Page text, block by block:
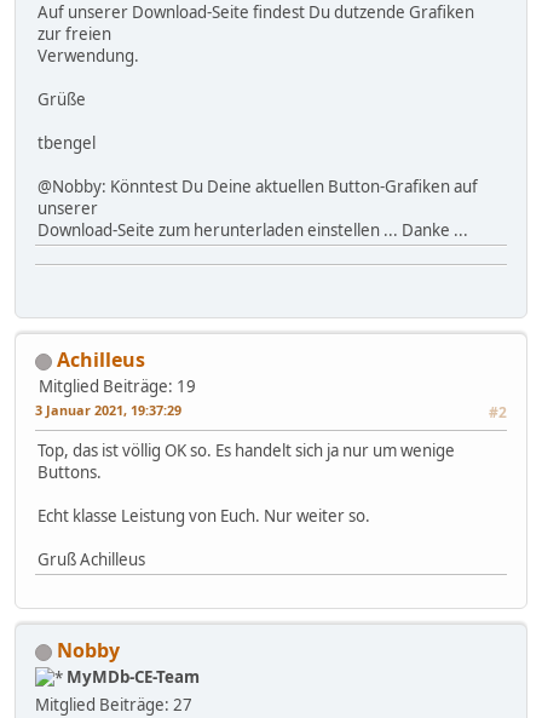
Auf unserer Download-Seite findest Du dutzende Grafiken
zur freien
Verwendung.
Grüße
tbengel
@Nobby: Könntest Du Deine aktuellen Button-Grafiken auf
unserer
Download-Seite zum herunterladen einstellen ... Danke ...
Achilleus
Mitglied Beiträge: 19
3 Januar 2021, 19:37:29 #2
Top, das ist völlig OK so. Es handelt sich ja nur um wenige
Buttons.
Echt klasse Leistung von Euch. Nur weiter so.
Gruß Achilleus
Nobby
MyMDb-CE-Team
Mitglied Beiträge: 27